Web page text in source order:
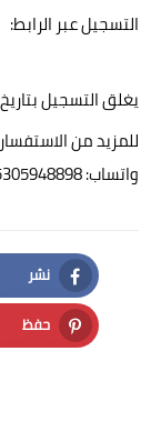
التسجيل عبر الرابط:
يغلق التسجيل بتاريخ: 14/08/
للمزيد من
واتساب: 00905305948898
نشر
Facebook
حفظ
Pinterest